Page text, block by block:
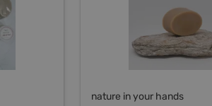
nature in your hands